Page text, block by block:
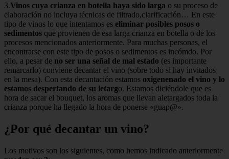
3.Vinos cuya crianza en botella haya sido larga o su proceso de
elaboración no incluya técnicas de filtrado,clarificación… En este
tipo de vinos lo que intentamos es eliminar posibles posos o
sedimentos que provienen de esa larga crianza en botella o de los
procesos mencionados anteriormente. Para muchas personas, el
encontrarse con este tipo de posos o sedimentos es incómdo. Por
ello, a pesar de no ser una señal de mal estado (es importante
remarcarlo) conviene decantar el vino (sobre todo si hay invitados
en la mesa). Con esta decantación estamos oxigenenado el vino y lo
estamos despertando de su letargo. Estamos diciéndole que es
hora de sacar el bouquet, los aromas que llevan aletargados toda la
crianza porque ha llegado la hora de ponerse «guap@».
¿Por qué decantar un vino?
Los motivos son los siguientes, como hemos indicado anteriormente